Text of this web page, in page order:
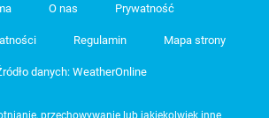
O nas Prywatność
Regulamin Mapa strony
danych: WeatherOnline
przechowywanie lub jakiekolwiek inne